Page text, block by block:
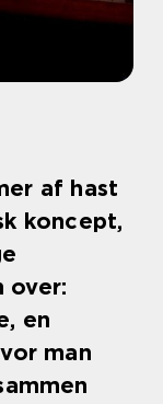
af hast
koncept,
over:
en
man